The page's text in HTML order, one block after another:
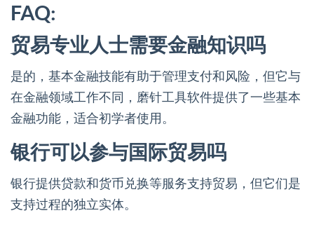
FAQ:
贸易专业人士需要金融知识吗
是的，基本金融技能有助于管理支付和风险，但它与
在金融领域工作不同，磨针工具软件提供了一些基本
金融功能，适合初学者使用。
银行可以参与国际贸易吗
银行提供贷款和货币兑换等服务支持贸易，但它们是
支持过程的独立实体。